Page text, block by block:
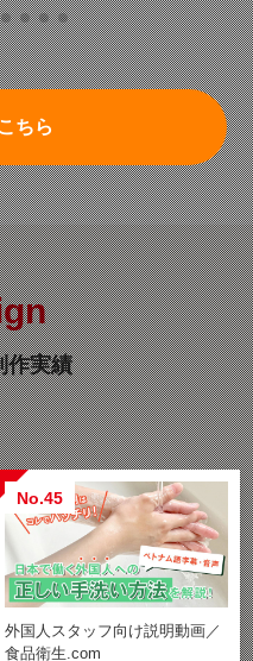
ちら
作実績
No.45
外国人スタッフ向け説明動画／
食品衛生.com